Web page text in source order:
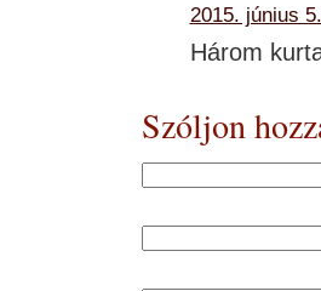
2015. június
Három
Szóljon